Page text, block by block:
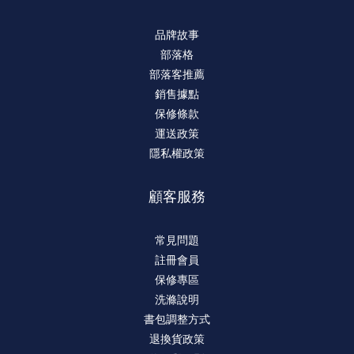
品牌故事
部落格
部落客推薦
銷售據點
保修條款
運送政策
隱私權政策
顧客服務
常見問題
註冊會員
保修專區
洗滌說明
書包調整方式
退換貨政策